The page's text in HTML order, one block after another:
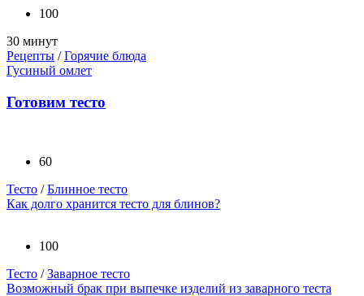
100
30 минут
Рецепты /Горячие блюда
Гусиный омлет
Готовим тесто
60
Тесто /Блинное тесто
Как долго хранится тесто для блинов?
100
Тесто /Заварное тесто
Возможный брак при выпечке изделий из заварного теста